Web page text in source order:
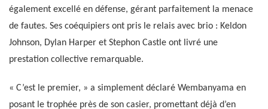
également excellé en défense, gérant parfaitement la menace
de fautes. Ses coéquipiers ont pris le relais avec brio : Keldon
Johnson, Dylan Harper et Stephon Castle ont livré une
prestation collective remarquable.
« C’est le premier, » a simplement déclaré Wembanyama en
posant le trophée près de son casier, promettant déjà d’en